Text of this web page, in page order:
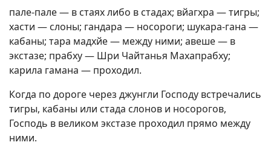
пале-пале — в стаях либо в стадах; вйагхра — тигры;
хасти — слоны; гандара — носороги; шукара-гана —
кабаны; тара мадхйе — между ними; авеше — в
экстазе; прабху — Шри Чайтанья Махапрабху;
карила гамана — проходил.
Когда по дороге через джунгли Господу встречались
тигры, кабаны или стада слонов и носорогов,
Господь в великом экстазе проходил прямо между
ними.